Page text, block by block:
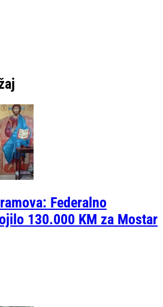
Federalno
130.000 KM za Mostar